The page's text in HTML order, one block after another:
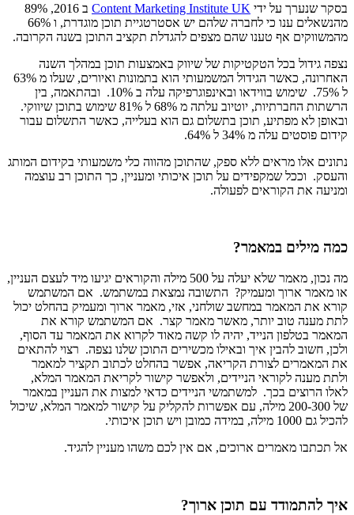
בסקר שנערך על ידי Content Marketing Institute UK
ב 2016, 89%
מהנשאלים ענו כי לחברה שלהם יש אסטרטגיית תוכן מוגדרת, ו 66%
מהמשווקים אף טענו שהם מצפים להגדלת תקציב התוכן בשנה הקרובה.
נצפה גידול בכל הטקטיקות של שיווק באמצעות תוכן במהלך השנה
האחרונה, כאשר הגידול המשמעותי הוא בתמונות ואיורים, שעלו מ 63%
ל 75%. שימוש בווידאו ובאינפוגרפיקה עלה ב 10%. ובהתאמה, בין
הרשתות החברתיות, יוטיוב עלתה מ 68% ל 81% שימוש בתוכן שיווקי.
ובאופן לא מפתיע, תוכן בתשלום גם הוא בעלייה, כאשר התשלום עבור
קידום פוסטים עלה מ 34% ל 64%.
נתונים אלו מראים ללא ספק, שהתוכן מהווה כלי משמעותי בקידום המותג
והעסק. וככל שמקפידים על תוכן איכותי ומעניין, כך התוכן רב עוצמה
ומניעה את הקוראים לפעולה.
כמה מילים במאמר?
מה נכון, מאמר שלא יעלה על 500 מילה והקוראים יגיעו מיד לעצם העניין,
או מאמר ארוך ומעמיק? התשובה נמצאת במשתמש. אם המשתמש
קורא את המאמר במחשב שולחני, אזי, מאמר ארוך ומעמיק בהחלט יכול
לתת מענה טוב יותר, מאשר מאמר קצר. אם המשתמש קורא את
המאמר בטלפון הנייד, יהיה לו קשה מאוד לקרוא את המאמר עד הסוף,
ולכן, חשוב להבין איך ובאילו מכשירים התוכן שלנו נצפה. רצוי להתאים
את המאמרים לצורת הקריאה, אפשר בהחלט לכתוב תקציר למאמר
ולתת מענה לקוראי הניידים, ולאפשר קישור לקריאת המאמר המלא,
לאלו הרוצים בכך. למשתמשי הניידים כדאי למצות את העניין במאמר
של 200-300 מילה, עם אפשרות להקליק על קישור למאמר המלא, שיכול
להכיל גם 1000 מילה, במידה כמובן ויש תוכן איכותי.
אל תכתבו מאמרים ארוכים, אם אין לכם משהו מעניין להגיד.
איך להתמודד עם תוכן ארוך?